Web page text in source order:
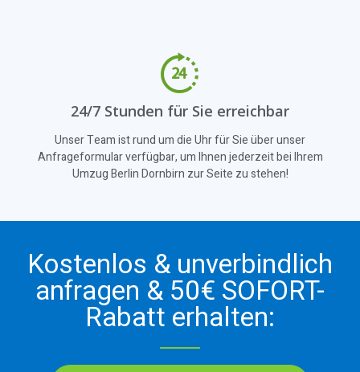
24/7 Stunden für Sie erreichbar
Unser Team ist rund um die Uhr für Sie über unser
Anfrageformular verfügbar, um Ihnen jederzeit bei Ihrem
Umzug Berlin Dornbirn zur Seite zu stehen!
Kostenlos & unverbindlich
anfragen & 50€ SOFORT-
Rabatt erhalten: